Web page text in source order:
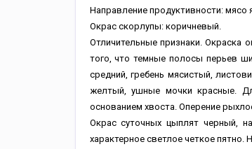
Направление продуктивности: мясо
Окрас скорлупы: коричневый.
Отличительные признаки. Окраска
того, что темные полосы перьев
средний, гребень мясистый,
желтый, ушные мочки красные.
основанием хвоста. Оперение
Окрас суточных цыплят черный,
характерное светлое четкое